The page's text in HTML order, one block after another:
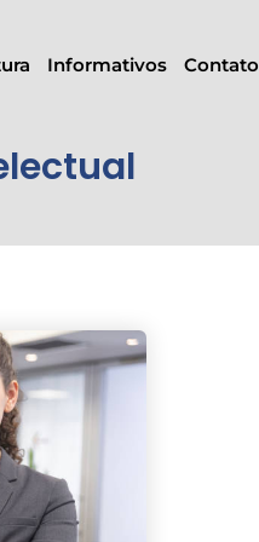
Informativos Contato